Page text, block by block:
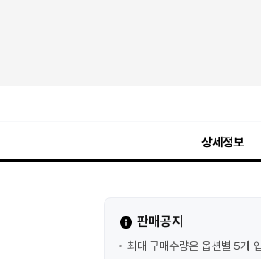
상세정보
판매공지
최대 구매수량은 옵션별 5개